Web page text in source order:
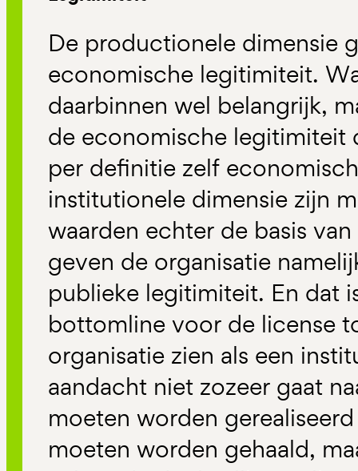
De productionele dimensie
economische legitimiteit.
daarbinnen wel belangrijk,
de economische legitimiteit
per definitie zelf
institutionele dimensie zijn
waarden echter de basis
geven de organisatie
publieke legitimiteit. En dat
bottomline voor de license
organisatie zien als een
aandacht niet zozeer gaat
moeten worden
moeten worden gehaald,